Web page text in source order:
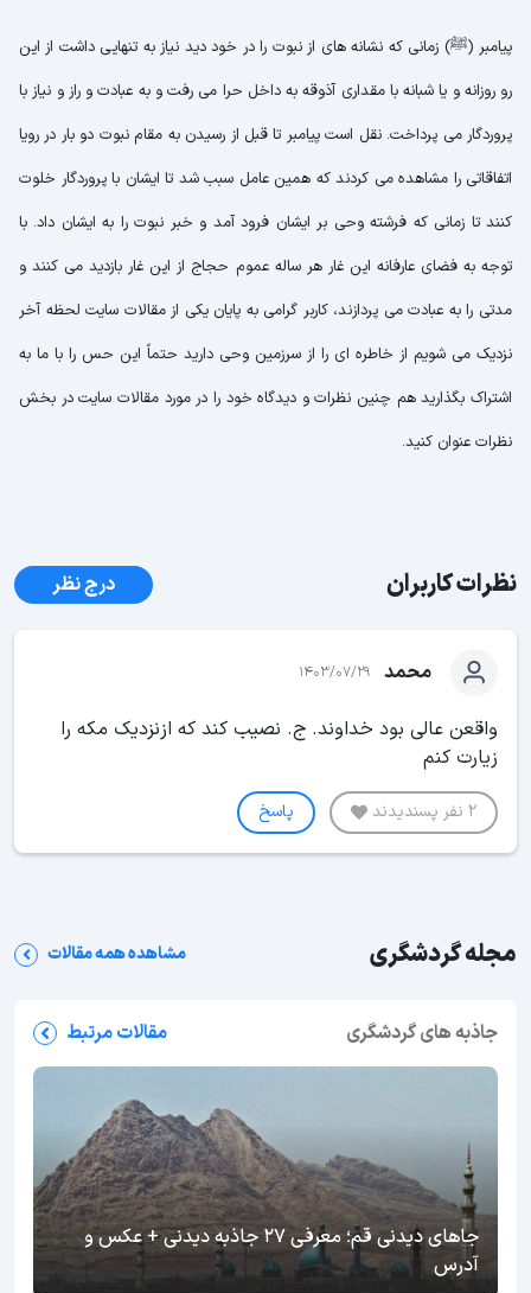
پیامبر (ﷺ) زمانی که نشانه های از نبوت را در خود دید نیاز به تنهایی داشت از این
رو روزانه و یا شبانه با مقداری آذوقه به داخل حرا می رفت و به عبادت و راز و نیاز با
پروردگار می پرداخت. نقل است پیامبر تا قبل از رسیدن به مقام نبوت دو بار در رویا
اتفاقاتی را مشاهده می کردند که همین عامل سبب شد تا ایشان با پروردگار خلوت
کنند تا زمانی که فرشته وحی بر ایشان فرود آمد و خبر نبوت را به ایشان داد. با
توجه به فضای عارفانه این غار هر ساله عموم حجاج از این غار بازدید می کنند و
مدتی را به عبادت می پردازند، کاربر گرامی به پایان یکی از مقالات سایت لحظه آخر
نزدیک می شویم از خاطره ای را از سرزمین وحی دارید حتماً این حس را با ما به
اشتراک بگذارید هم چنین نظرات و دیدگاه خود را در مورد مقالات سایت در بخش
نظرات عنوان کنید.
نظرات کاربران درج نظر
محمد 1403/07/29
واقعن عالی بود خداوند. ج. نصيب کند که ازنزدیک مکه‌ را
زيارت کنم
2 نفر پسندیدند پاسخ
مجله گردشگری مشاهده همه مقالات
جاذبه های گردشگری مقالات مرتبط
جاهای دیدنی قم؛ معرفی 27 جاذبه دیدنی + عکس و
آدرس